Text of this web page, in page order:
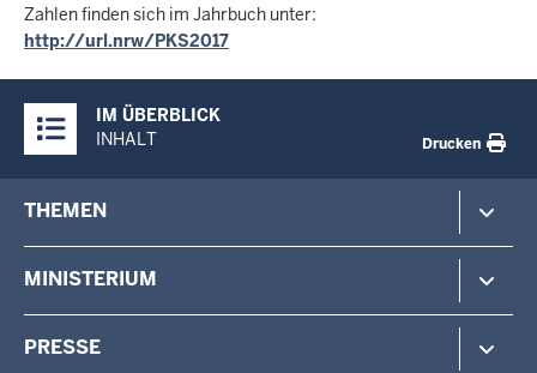
Zahlen finden sich im Jahrbuch unter:
http://url.nrw/PKS2017
Inhalte
IM ÜBERBLICK
INHALT
Drucken
menu
THEMEN
Gefahrenabwehr
Verfassungsschutz
Beteiligung
MINISTERIUM
Staatssekretärin
PRESSE